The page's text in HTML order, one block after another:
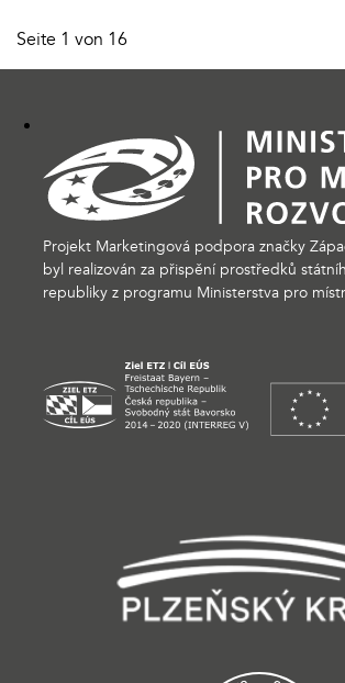
Seite 1 von 16
Projekt Marketingová podpora značky
byl realizován za přispění prostředků
republiky z programu Ministerstva pro